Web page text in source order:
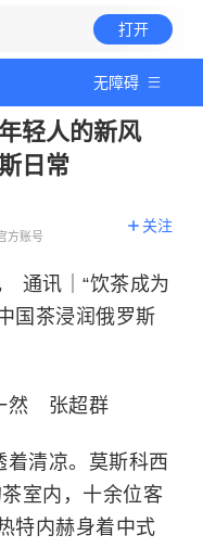
打开
无障碍
轻人的新风
日常
方账号
关注
讯｜“饮茶成为
国茶浸润俄罗斯
张超群
清凉。莫斯科西
室内，十余位客
特内赫身着中式